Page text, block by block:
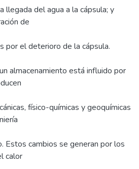
llegada del agua a la cápsula; y
de
por el deterioro de la cápsula.
almacenamiento está influido por
físico-químicas y geoquímicas
Estos cambios se generan por los
calor